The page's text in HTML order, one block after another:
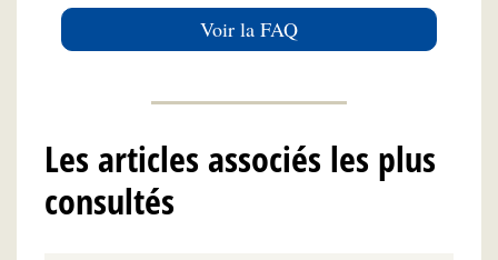
Voir la FAQ
Les articles associés les plus
consultés